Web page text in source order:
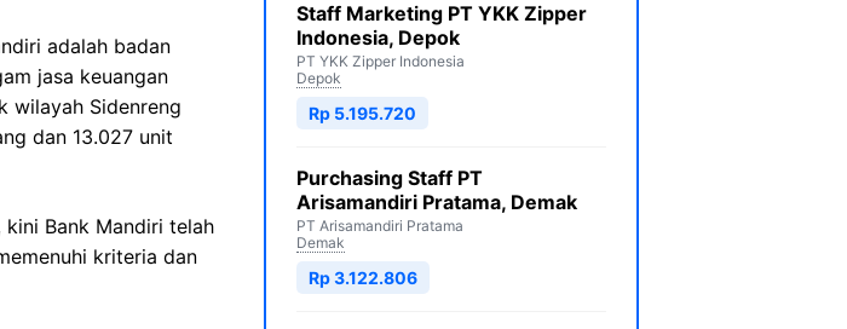
adalah badan
jasa keuangan
wilayah Sidenreng
dan 13.027 unit
Bank Mandiri telah
kriteria dan
Staff Marketing PT YKK Zipper
Indonesia, Depok
PT YKK Zipper Indonesia
Depok
Rp 5.195.720
Purchasing Staff PT
Arisamandiri Pratama, Demak
PT Arisamandiri Pratama
Demak
Rp 3.122.806